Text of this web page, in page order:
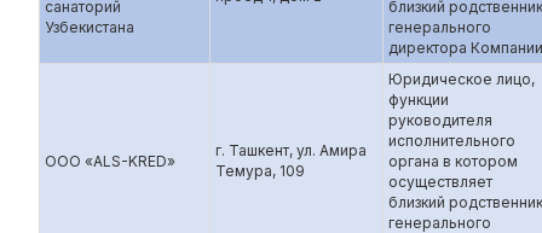
санаторий
Узбекистана
близкий родственник
генерального
директора Компании
ООО «ALS-KRED»
г. Ташкент, ул. Амира
Темура, 109
Юридическое лицо,
функции
руководителя
исполнительного
органа в котором
осуществляет
близкий родственник
генерального